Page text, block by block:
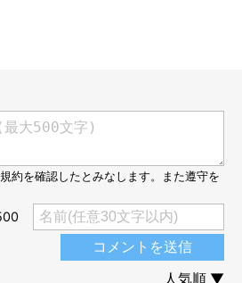
に飼い主さんが撮影したものです。自
ていたそうです。そしてヒカルくんは
自宅の窓の前まで戻ってきたとのこ
まで真っ黒に汚し、口まわりに泥棒の